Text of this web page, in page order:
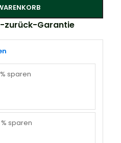
zurück-Garantie
sparen
% sparen